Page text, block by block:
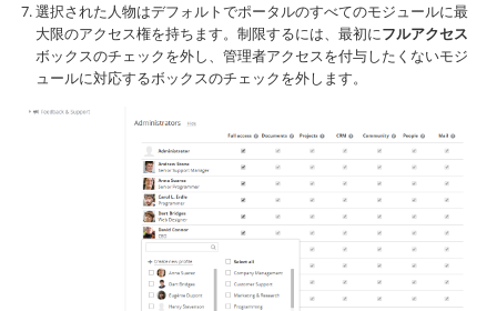
選択された人物はデフォルトでポータルのすべてのモジュールに最
大限のアクセス権を持ちます。制限するには、最初にフルアクセス
ボックスのチェックを外し、管理者アクセスを付与したくないモジ
ュールに対応するボックスのチェックを外します。